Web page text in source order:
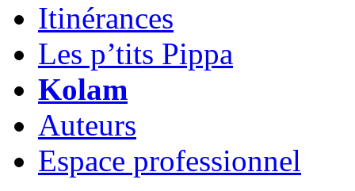
Itinérances
Les p’tits Pippa
Kolam
Auteurs
Espace professionnel